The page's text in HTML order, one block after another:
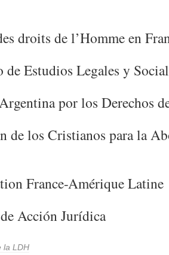
droits de l’Homme en
Estudios Legales y
por los Derechos
de los Cristianos para la
France-Amérique Latine
Acción Jurídica
la LDH